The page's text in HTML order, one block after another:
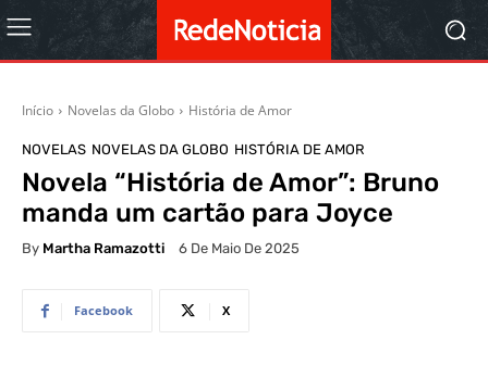
Início Novelas da Globo História de Amor
NOVELAS NOVELAS DA GLOBO HISTÓRIA DE AMOR
Novela “História de Amor”: Bruno
manda um cartão para Joyce
By Martha Ramazotti 6 De Maio De 2025
Facebook X